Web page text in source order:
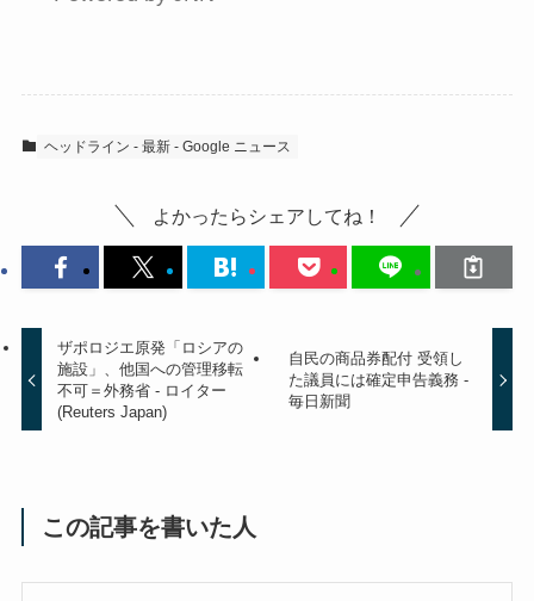
ヘッドライン - 最新 - Google ニュース
よかったらシェアしてね！
ザポロジエ原発「ロシアの
施設」、他国への管理移転
不可＝外務省 - ロイター
(Reuters Japan)
自民の商品券配付 受領し
た議員には確定申告義務 -
毎日新聞
この記事を書いた人